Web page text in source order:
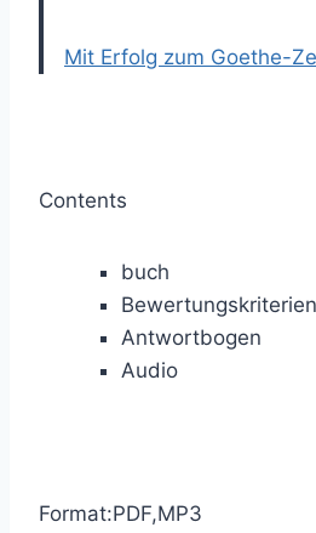
Mit Erfolg zum Goethe-
Contents
buch
Bewertungskriterien
Antwortbogen
Audio
Format:PDF,MP3